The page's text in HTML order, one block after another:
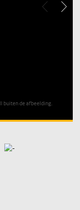
buiten de afbeelding.